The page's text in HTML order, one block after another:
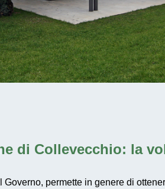
di Collevecchio: la
Governo, permette in genere di